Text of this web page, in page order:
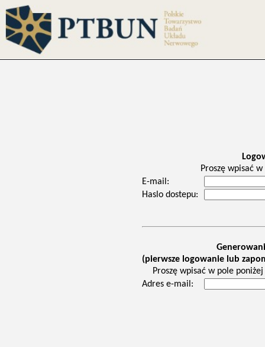
Proszę wpisać
E-mail:
Haslo dostepu:
(pierwsze logowanie lub
Proszę wpisać w pole
Adres e-mail: